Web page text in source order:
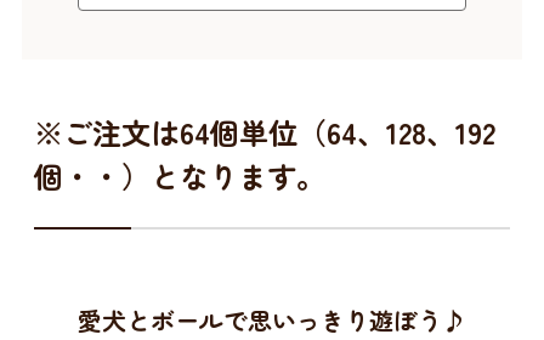
※ご注文は64個単位（64、128、192
個・・）となります。
愛犬とボールで思いっきり遊ぼう♪